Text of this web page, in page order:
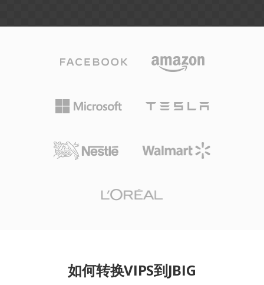
如何转换VIPS到JBIG